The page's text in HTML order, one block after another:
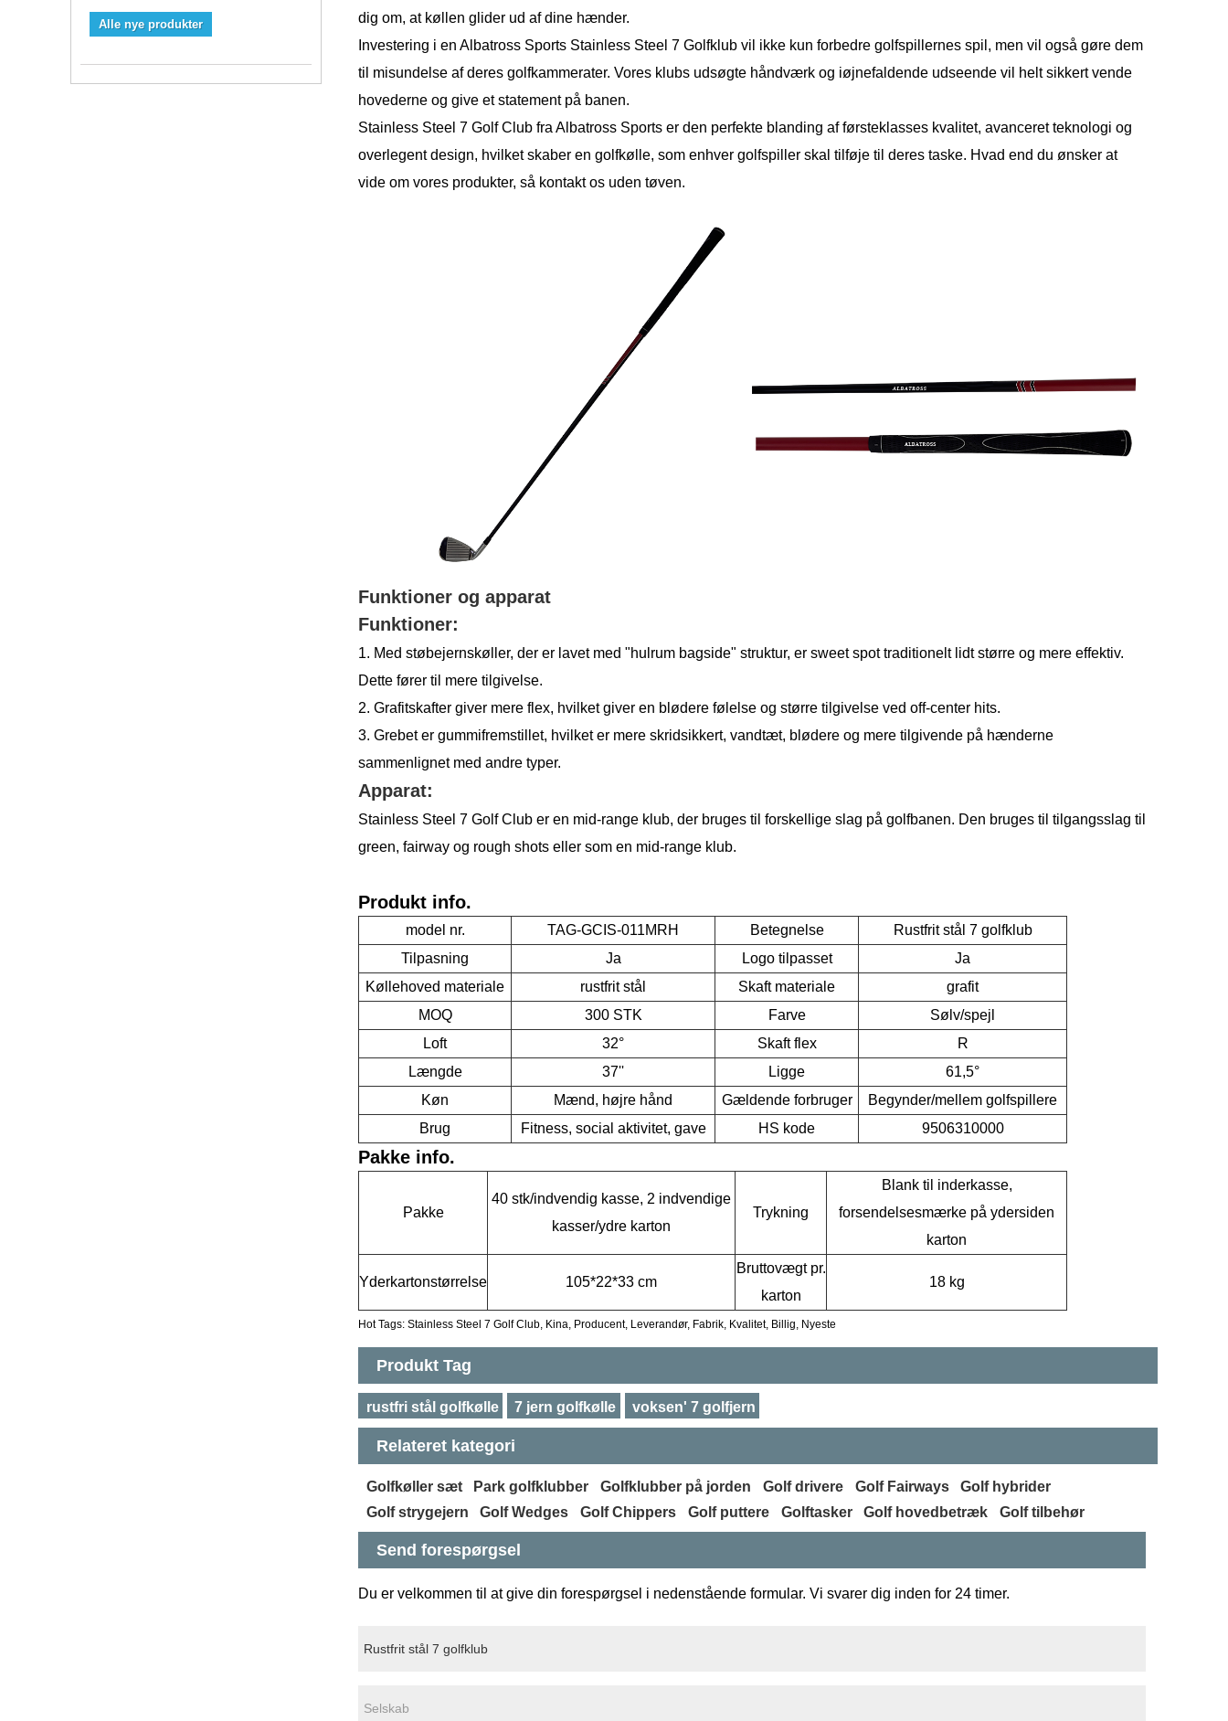
Alle nye produkter
dig om, at køllen glider ud af dine hænder.
Investering i en Albatross Sports Stainless Steel 7 Golfklub vil ikke kun forbedre golfspillernes spil, men vil også gøre dem
til misundelse af deres golfkammerater. Vores klubs udsøgte håndværk og iøjnefaldende udseende vil helt sikkert vende
hovederne og give et statement på banen.
Stainless Steel 7 Golf Club fra Albatross Sports er den perfekte blanding af førsteklasses kvalitet, avanceret teknologi og
overlegent design, hvilket skaber en golfkølle, som enhver golfspiller skal tilføje til deres taske. Hvad end du ønsker at
vide om vores produkter, så kontakt os uden tøven.
Funktioner og apparat
Funktioner:
1. Med støbejernskøller, der er lavet med "hulrum bagside" struktur, er sweet spot traditionelt lidt større og mere effektiv.
Dette fører til mere tilgivelse.
2. Grafitskafter giver mere flex, hvilket giver en blødere følelse og større tilgivelse ved off-center hits.
3. Grebet er gummifremstillet, hvilket er mere skridsikkert, vandtæt, blødere og mere tilgivende på hænderne
sammenlignet med andre typer.
Apparat:
Stainless Steel 7 Golf Club er en mid-range klub, der bruges til forskellige slag på golfbanen. Den bruges til tilgangsslag til
green, fairway og rough shots eller som en mid-range klub.
Produkt info.
model nr. TAG-GCIS-011MRH Betegnelse
Rustfrit stål 7 golfklub
Tilpasning
Ja Logo tilpasset
Ja
Køllehoved materiale
rustfrit stål Skaft materiale
grafit
MOQ
300 STK Farve
Sølv/spejl
Loft
32° Skaft flex
R
Længde
37'' Ligge
61,5°
Køn
Mænd, højre hånd Gældende forbruger
Begynder/mellem golfspillere
Brug
Fitness, social aktivitet, gave HS kode 9506310000
Pakke info.
Pakke
40 stk/indvendig kasse, 2 indvendige
kasser/ydre karton
Trykning
Blank til inderkasse,
forsendelsesmærke på ydersiden
karton
Yderkartonstørrelse 105*22*33 cm
Bruttovægt pr.
karton
18 kg
Hot Tags: Stainless Steel 7 Golf Club, Kina, Producent, Leverandør, Fabrik, Kvalitet, Billig, Nyeste
Produkt Tag
rustfri stål golfkølle 7 jern golfkølle voksen' 7 golfjern
Relateret kategori
Golfkøller sæt Park golfklubber Golfklubber på jorden Golf drivere Golf Fairways
Golf hybrider
Golf strygejern
Golf Wedges Golf Chippers Golf puttere Golftasker Golf hovedbetræk Golf tilbehør
Send forespørgsel
Du er velkommen til at give din forespørgsel i nedenstående formular. Vi svarer dig inden for 24 timer.